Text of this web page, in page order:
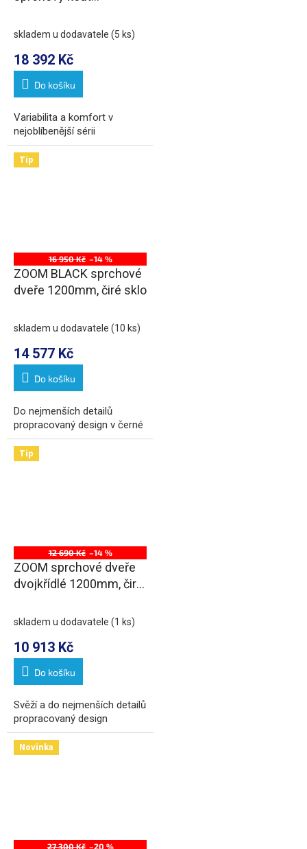
varianta
skladem u dodavatele (5 ks)
18 392 Kč
Do košíku
Variabilita a komfort v
nejoblíbenější sérii
Tip
16 950 Kč –14 %
ZOOM BLACK sprchové
dveře 1200mm, čiré sklo
skladem u dodavatele (10 ks)
14 577 Kč
Do košíku
Do nejmenších detailů
propracovaný design v černé
Tip
12 690 Kč –14 %
ZOOM sprchové dveře
dvojkřídlé 1200mm, čiré
skladem u dodavatele (1 ks)
10 913 Kč
Do košíku
Svěží a do nejmenších detailů
propracovaný design
Novinka
27 300 Kč –20 %